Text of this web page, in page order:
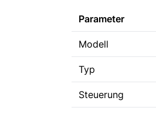
Parameter
Modell
Typ
Steuerung